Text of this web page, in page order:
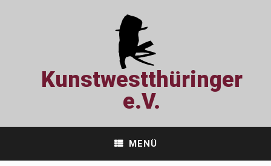
Kunstwestthüringer
e.V.
MENÜ